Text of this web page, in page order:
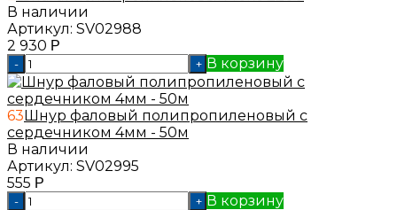
В наличии
Артикул: SV02988
2 930 Р
- + В корзину
63Шнур фаловый полипропиленовый с
сердечником 4мм - 50м
В наличии
Артикул: SV02995
555 Р
- + В корзину